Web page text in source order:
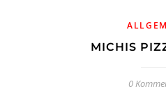
MICHIS
0